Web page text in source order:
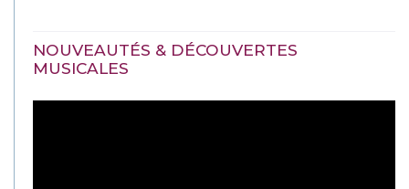
NOUVEAUTÉS & DÉCOUVERTES
MUSICALES